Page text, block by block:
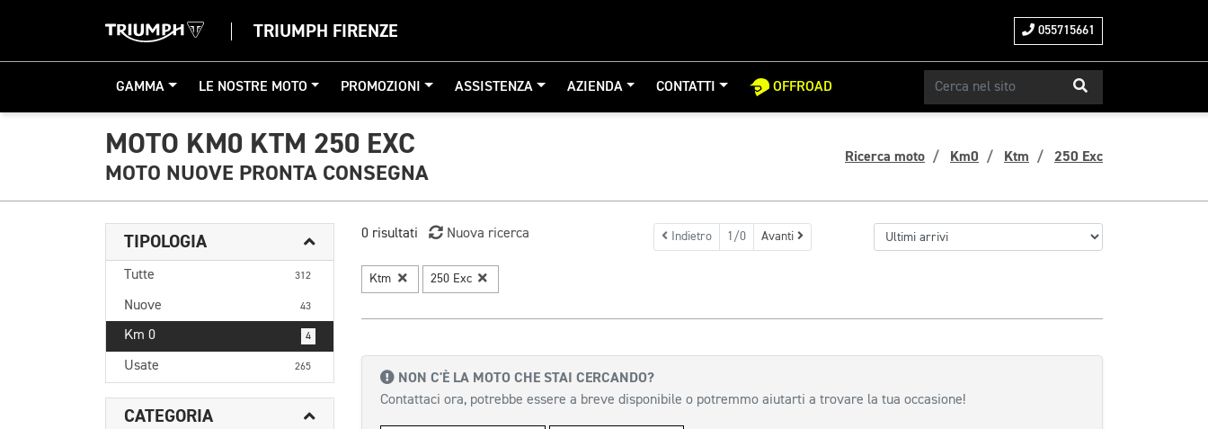
TRIUMPH FIRENZE 055715661
GAMMA LE NOSTRE MOTO PROMOZIONI ASSISTENZA AZIENDA CONTATTI OFFROAD
MOTO KM0 KTM 250 EXC
MOTO NUOVE PRONTA CONSEGNA
Ricerca moto Km0 Ktm 250 Exc
TIPOLOGIA
Tutte 312
Nuove 43
Km 0 4
Usate 265
CATEGORIA
0 risultati Nuova ricerca Indietro 1/0 Avanti
Ktm 250 Exc
NON C'È LA MOTO CHE STAI CERCANDO?
Contattaci ora, potrebbe essere a breve disponibile o potremmo aiutarti a trovare la tua occasione!